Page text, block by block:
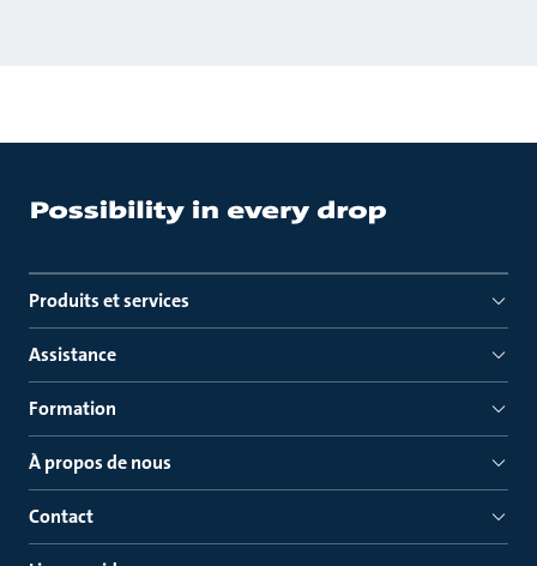
Produits et services
Assistance
Formation
À propos de nous
Contact